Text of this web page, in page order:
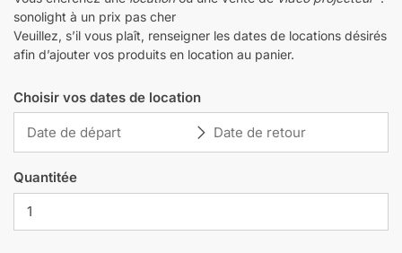
sonolight à un prix pas cher
Veuillez, s’il vous plaît, renseigner les dates de locations désirés
afin d’ajouter vos produits en location au panier.
Choisir vos dates de location
Quantitée